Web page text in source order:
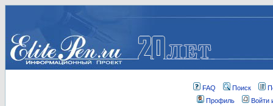
FAQ Поиск
Профиль
Войти